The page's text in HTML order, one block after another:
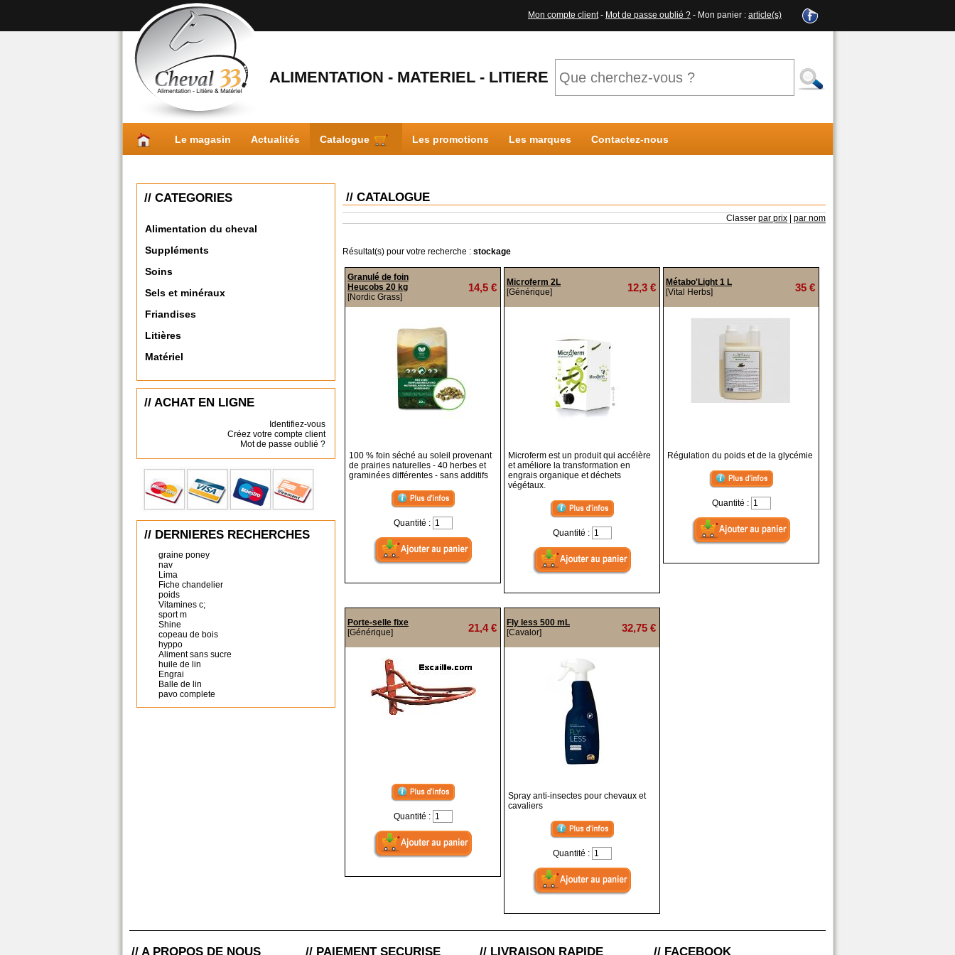
Mon compte client- Mot de passe oublié ? - Mon panier : article(s)
ALIMENTATION - MATERIEL - LITIERE
Le magasin Actualités Catalogue Les promotions Les marques Contactez-nous
// CATEGORIES
Alimentation du cheval
Suppléments
Soins
Sels et minéraux
Friandises
Litières
Matériel
// ACHAT EN LIGNE
Identifiez-vous
Créez votre compte client
Mot de passe oublié ?
// DERNIERES RECHERCHES
graine poney
nav
Lima
Fiche chandelier
poids
Vitamines c;
sport m
Shine
copeau de bois
hyppo
Aliment sans sucre
huile de lin
Engrai
Balle de lin
pavo complete
// CATALOGUE
Classer par prix par nom
Résultat(s) pour votre recherche : stockage
Granulé de foin
Heucobs 20 kg
[Nordic Grass]
14,5 €
100 % foin séché au soleil provenant
de prairies naturelles - 40 herbes et
graminées différentes - sans additifs
Quantité :
Microferm 2L
[Générique]
12,3 €
Microferm est un produit qui accélère
et améliore la transformation en
engrais organique et déchets
végétaux.
Quantité :
Métabo'Light 1 L
[Vital Herbs]
35 €
Régulation du poids et de la glycémie
Quantité :
Porte-selle fixe
[Générique]
21,4 €
Quantité :
Fly less 500 mL
[Cavalor]
32,75 €
Spray anti-insectes pour chevaux et
cavaliers
Quantité :
// A PROPOS DE NOUS // PAIEMENT SECURISE // LIVRAISON RAPIDE // FACEBOOK